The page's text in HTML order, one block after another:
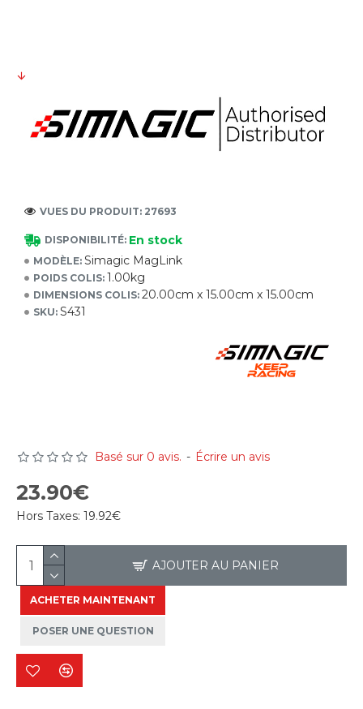
DISPONIBILITÉ: En stock
MODÈLE: Simagic MagLink
POIDS COLIS: 1.00kg
DIMENSIONS COLIS: 20.00cm x 15.00cm x 15.00cm
SKU: S431
VUES DU PRODUIT: 27693
Basé sur 0 avis. - Écrire un avis
23.90€
Hors Taxes: 19.92€
AJOUTER AU PANIER
ACHETER MAINTENANT
POSER UNE QUESTION